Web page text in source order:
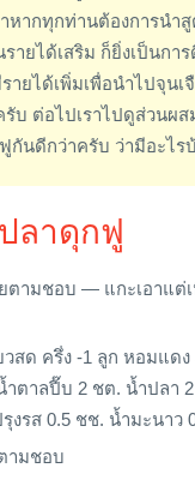
หากทุกท่านต้องการนำ
ายได้เสริม ก็ยิ่งเป็นกา
ายได้เพิ่มเพื่อนำไปจุนเ
รับ ต่อไปเราไปดูส่วนผ
กันดีกว่าครับ ว่ามีอะไร
ลาดุกฟู
ตามชอบ — แกะเอาแต่
วสด ครึ่ง -1 ลูก หอมแด
ตาลปี๊บ 2 ชต. น้ำปลา
งรส 0.5 ชช. น้ำมะนาว
ามชอบ